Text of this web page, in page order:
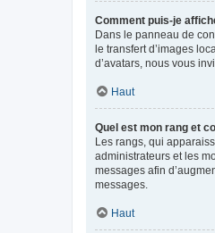
Comment puis-je
Dans le panneau de
le transfert d’images
d’avatars, nous vous
Haut
Quel est mon rang et
Les rangs, qui
administrateurs et les
messages afin
messages.
Haut